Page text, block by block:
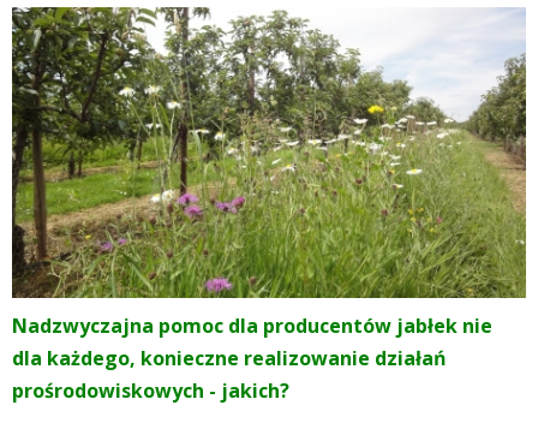
Nadzwyczajna pomoc dla producentów jabłek nie
dla każdego, konieczne realizowanie działań
prośrodowiskowych - jakich?